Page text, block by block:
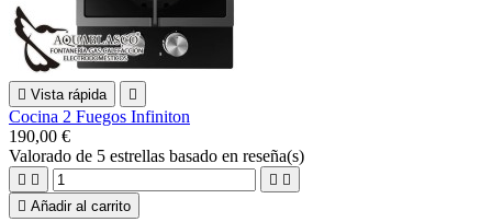
 Vista rápida 
Cocina 2 Fuegos Infiniton
190,00 €
Valorado de 5 estrellas basado en reseña(s)
   
 Añadir al carrito